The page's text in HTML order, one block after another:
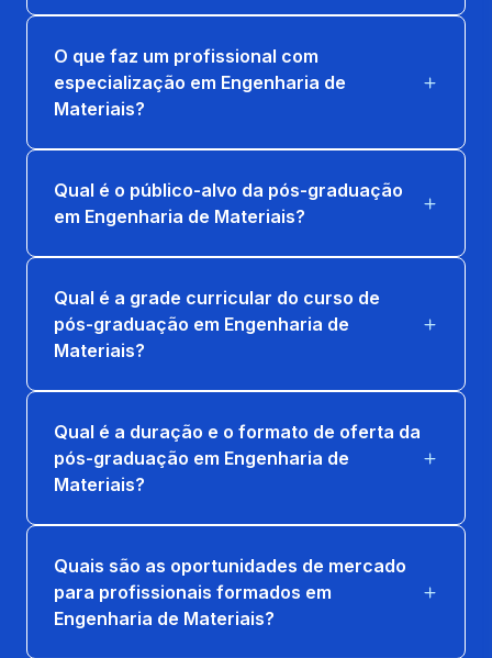
TÉCNICAS DE MANUTENÇÃO
PREVENTIVA
36 horas
O que faz um profissional com
especialização em Engenharia de
Materiais?
Qual é o público-alvo da pós-graduação
em Engenharia de Materiais?
Qual é a grade curricular do curso de
pós-graduação em Engenharia de
Materiais?
Qual é a duração e o formato de oferta da
pós-graduação em Engenharia de
Materiais?
Quais são as oportunidades de mercado
para profissionais formados em
Engenharia de Materiais?